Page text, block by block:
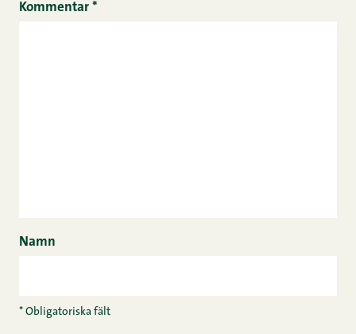
Kommentar *
Namn
* Obligatoriska fält